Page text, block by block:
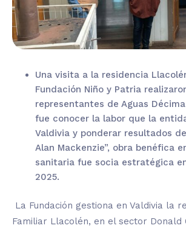
Una visita a laresidencia
Fundación Niño y Patria
representantes de Aguas
fue conocer la labor que la
Valdivia y ponderar resultados
Alan Mackenzie”, obra benéfica
sanitaria fue socia estratégica
2025.
La Fundación gestiona en Valdivia la
Familiar Llacolén, en el sector Donald